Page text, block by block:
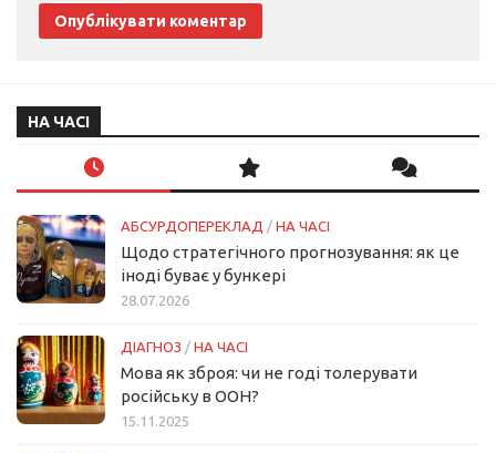
НА ЧАСІ
АБСУРДОПЕРЕКЛАД / НА ЧАСІ
Щодо стратегічного прогнозування: як це
іноді буває у бункері
28.07.2026
ДІАГНОЗ / НА ЧАСІ
Мова як зброя: чи не годі толерувати
російську в ООН?
15.11.2025